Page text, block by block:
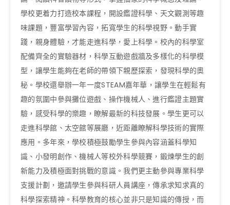
學校更着力打造校本課程，開設鑑證科學、天文觀測等趣
味課題，豐富學習內容，拓寬學生的科學視野。動手實
踐，親身體驗，才能走進科學，愛上科學。校內的科學室
配備齊全的實驗器材，科學互動遊戲牆及多樣化的科學模
型，讓學生能夠在老師的帶領下親歷探索，發現科學的奧
秘。學校還舉辦一年一度STEAM嘉年華，讓學生在輕鬆有
趣的氛圍中參與攤位遊戲、操作機械人、進行鑑證主題實
驗，感受科學的樂趣，瞭解最新的科技發展。學生更可以
走進科學館、太空館等展廳，近距離瞭解科學技術的實際
應用。多年來，學校積極鼓勵學生參與內容涵蓋科學知
識、小發明創作、機械人等校外科學競賽，鍛煉學生的創
新能力及積極面對挑戰的意識。我們更主動參與專業科學
支援計劃，邀請學生參與科研人員講座，傳承求知求真的
科學探索精神。科學教育的核心並非只是知識的傳授，而